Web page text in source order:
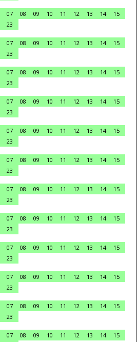
07 08 09 10 11 12 13 14
15
23
07 08 09 10 11 12 13 14
15
23
07 08 09 10 11 12 13 14
15
23
07 08 09 10 11 12 13 14
15
23
07 08 09 10 11 12 13 14
15
23
07 08 09 10 11 12 13 14
15
23
07 08 09 10 11 12 13 14
15
23
07 08 09 10 11 12 13 14
15
23
07 08 09 10 11 12 13 14
15
23
07 08 09 10 11 12 13 14
15
23
07 08 09 10 11 12 13 14
15
23
07 08 09 10 11 12 13 14
15